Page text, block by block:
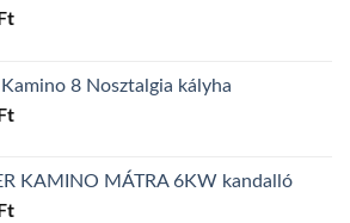
Ft
8 Nosztalgia kályha
Ft
KAMINO MÁTRA 6KW kandalló
Ft